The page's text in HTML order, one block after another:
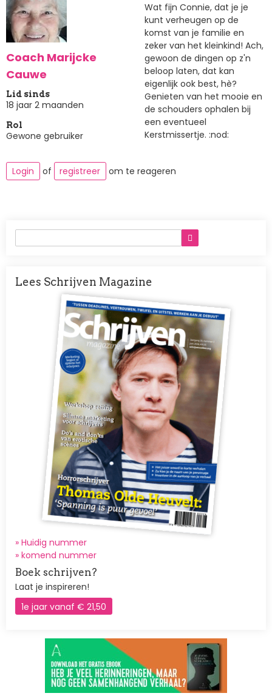
Coach Marijcke
Cauwe
Lid sinds
18 jaar 2 maanden
Rol
Gewone gebruiker
Wat fijn Connie, dat je je
kunt verheugen op de
komst van je familie en
zeker van het kleinkind! Ach,
gewoon de dingen op z'n
beloop laten, dat kan
eigenlijk ook best, hè?
Genieten van het mooie en
de schouders ophalen bij
een eventueel
Kerstmissertje. :nod:
Login of registreer om te reageren
Lees Schrijven Magazine
Afbeelding
» Huidig nummer
» komend nummer
Boek schrijven?
Laat je inspireren!
1e jaar vanaf € 21,50